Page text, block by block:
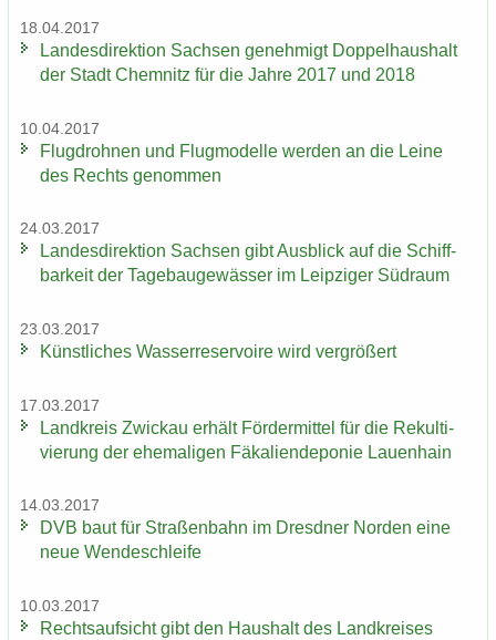
18.04.2017
Lan­des­di­rek­ti­on Sach­sen ge­neh­migt Dop­pel­haus­halt
der Stadt Chem­nitz für die Jahre 2017 und 2018
10.04.2017
Flug­droh­nen und Flug­mo­del­le wer­den an die Leine
des Rechts ge­nom­men
24.03.2017
Lan­des­di­rek­ti­on Sach­sen gibt Aus­blick auf die Schiff­
bar­keit der Ta­ge­bau­ge­wäs­ser im Leip­zi­ger Süd­raum
23.03.2017
Künst­li­ches Was­ser­re­ser­voi­re wird ver­grö­ßert
17.03.2017
Land­kreis Zwi­ckau er­hält För­der­mit­tel für die Re­kul­ti­
vie­rung der ehe­ma­li­gen Fä­ka­li­en­de­po­nie Lau­en­hain
14.03.2017
DVB baut für Stra­ßen­bahn im Dresd­ner Nor­den eine
neue Wen­de­schlei­fe
10.03.2017
Rechts­auf­sicht gibt den Haus­halt des Land­krei­ses